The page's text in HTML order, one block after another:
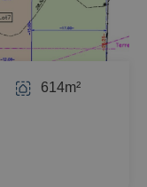
614m²